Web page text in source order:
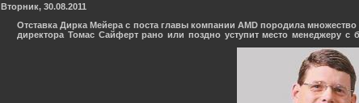
Вторник, 30.08.2011
Отставка Дирка Мейера с поста главы компании AMD породила множество
директора Томас Сайферт рано или поздно уступит место менеджеру